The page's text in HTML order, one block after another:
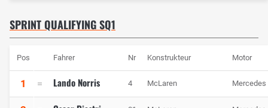
SPRINT QUALIFYING SQ1
Pos Fahrer Nr Konstrukteur Motor
1 Lando Norris 4 McLaren Mercedes